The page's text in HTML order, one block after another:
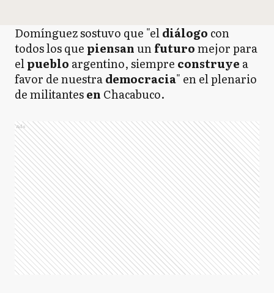
Domínguez sostuvo que "eldiálogo con
todos los que piensanunfuturomejor para
elpueblo argentino, siempre construye a
favor de nuestrademocracia" en el plenario
de militantesen Chacabuco.
Ads